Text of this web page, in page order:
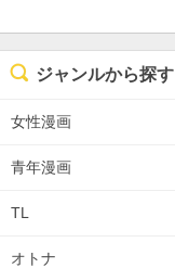
ジャンルから探す
女性漫画
青年漫画
TL
オトナ